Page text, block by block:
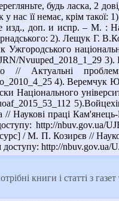
будь ласка, 2
у нас її немає, крім
доп. и испр. – М. :
2). Лещук Г.
Nvuuped_2018_1_29
// Актуальні
4). Веремчук
Національного
Наукові праці Кам'янець-
http://nbuv.gov.ua/
/ М. П. Козирєв //
http://nbuv.gov.ua/
книги і статті з